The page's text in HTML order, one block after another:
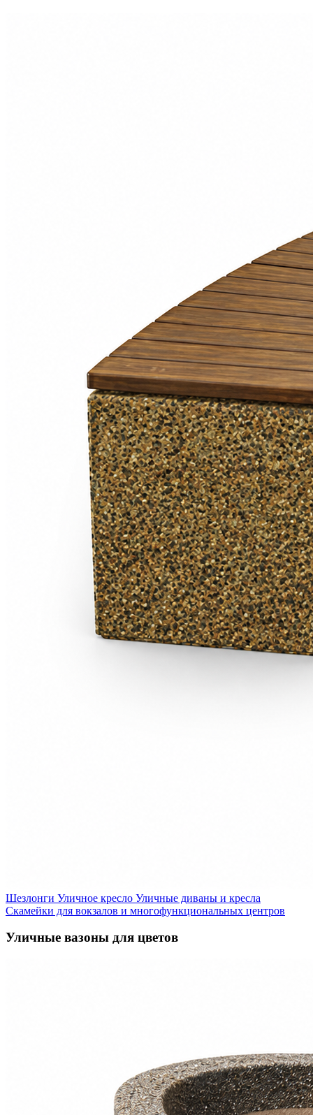
Шезлонги Уличное кресло Уличные диваны и кресла
Скамейки для вокзалов и многофункциональных центров
Уличные вазоны для цветов